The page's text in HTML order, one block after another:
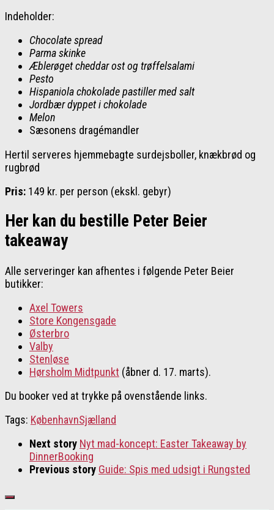
Indeholder:
Chocolate spread
Parma skinke
Æblerøget cheddar ost og trøffelsalami
Pesto
Hispaniola chokolade pastiller med salt
Jordbær dyppet i chokolade
Melon
Sæsonens dragémandler
Hertil serveres hjemmebagte surdejsboller, knækbrød og
rugbrød
Pris: 149 kr. per person (ekskl. gebyr)
Her kan du bestille Peter Beier
takeaway
Alle serveringer kan afhentes i følgende Peter Beier
butikker:
Axel Towers
Store Kongensgade
Østerbro
Valby
Stenløse
Hørsholm Midtpunkt (åbner d. 17. marts).
Du booker ved at trykke på ovenstående links.
Tags: KøbenhavnSjælland
Next story Nyt mad-koncept: Easter Takeaway by
DinnerBooking
Previous story Guide: Spis med udsigt i Rungsted